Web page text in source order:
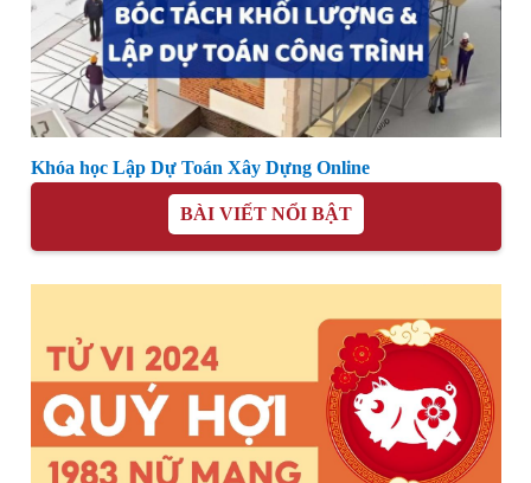
Khóa học Lập Dự Toán Xây Dựng Online
BÀI VIẾT NỔI BẬT